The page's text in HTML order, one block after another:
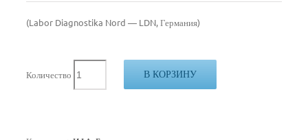
(Labor Diagnostika Nord — LDN, Германия)
Количество В КОРЗИНУ